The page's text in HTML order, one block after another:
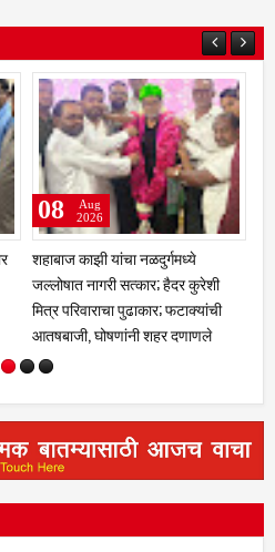
एसआयआर मोहीम : नळदुर्ग शहरातील
३,९२४ मतदारांची नावे वगळलीमयत,
दुबार, स्थलांतरित व न सापडलेल्या
मतदारांची छाननी; दावे-हरकती दाखल
करण्याचे आवाहन
07
Aug
2026
07